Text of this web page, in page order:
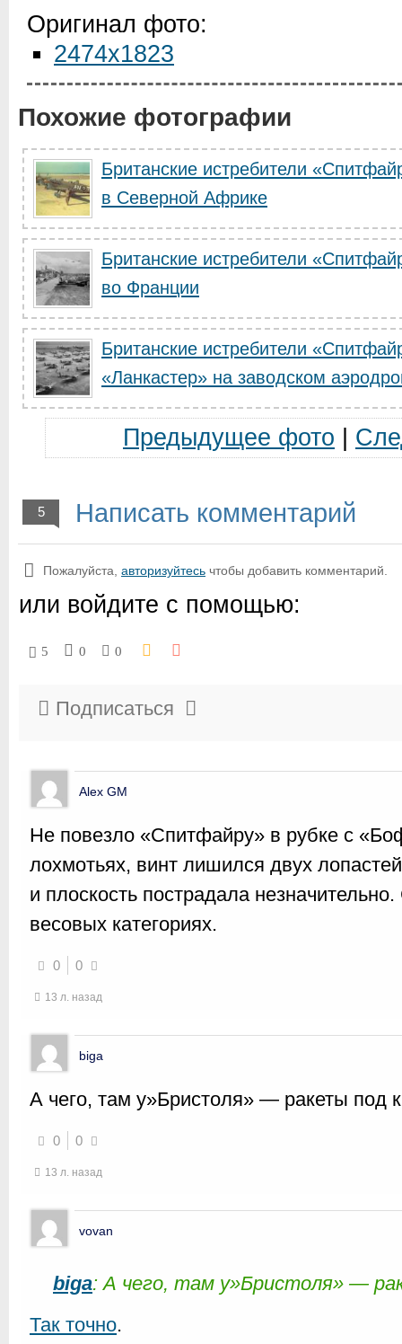
Оригинал фото:
2474x1823
Похожие фотографии
Британские истребители
в Северной Африке
Британские истребители
во Франции
Британские истребители
«Ланкастер» на заводском
Предыдущее фото
5 Написать комментарий
Пожалуйста, авторизуйтесь чтобы добавить комментарий.
или войдите с помощью:
5 0 0
Подписаться
Alex GM
Не повезло «Спитфайру» в рубке с
лохмотьях, винт лишился двух
и плоскость пострадала
весовых категориях.
0 0
13 л. назад
biga
А чего, там у»Бристоля» — ракеты под
0 0
13 л. назад
vovan
biga: А чего, там у»Бристоля» —
Так точно.